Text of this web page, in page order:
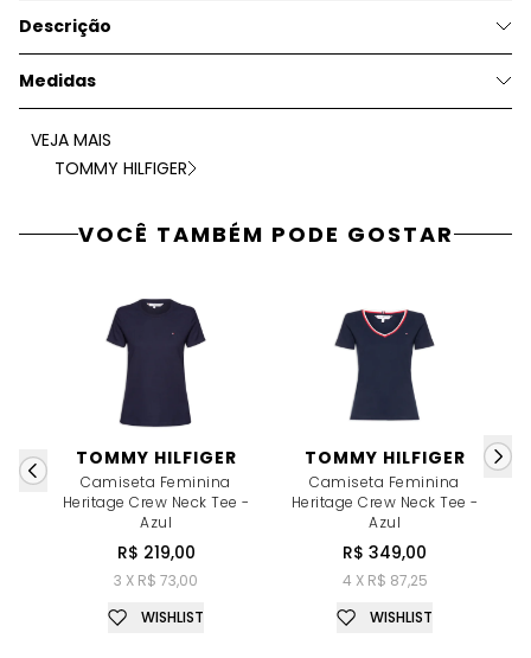
Descrição
Medidas
VEJA MAIS
TOMMY HILFIGER
VOCÊ TAMBÉM PODE GOSTAR
TOMMY HILFIGER
Camiseta Feminina
Heritage Crew Neck Tee -
Azul
R$ 219,00
3 X R$ 73,00
WISHLIST
TOMMY HILFIGER
Camiseta Feminina
Heritage Crew Neck Tee -
Azul
R$ 349,00
4 X R$ 87,25
WISHLIST